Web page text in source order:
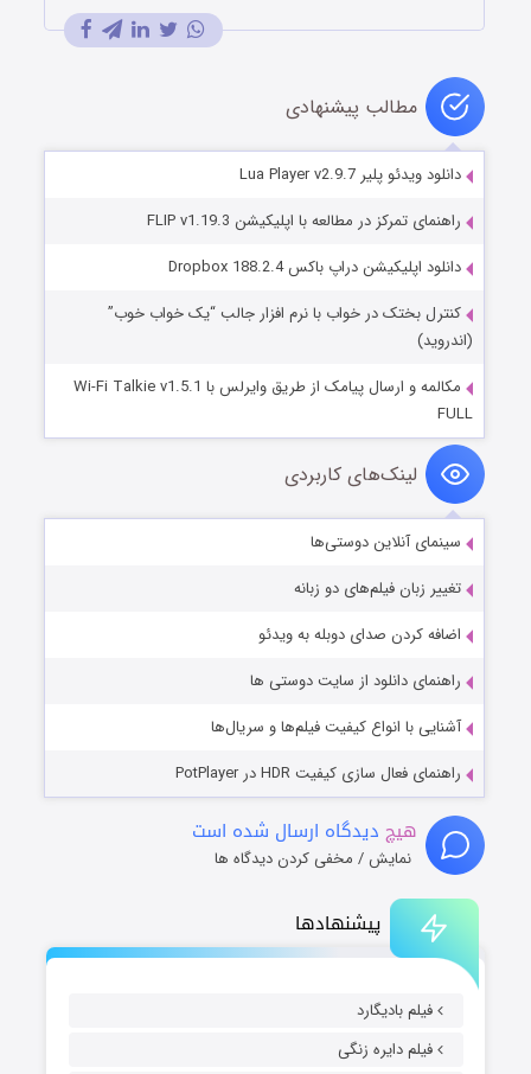
پیشنهادها
فیلم بادیگارد
فیلم دایره زنگی
مطالب پیشنهادی
دانلود ویدئو پلیر Lua Player v2.9.7
راهنمای تمرکز در مطالعه با اپلیکیشن FLIP v1.19.3
دانلود اپلیکیشن دراپ باکس Dropbox 188.2.4
کنترل بختک در خواب با نرم افزار جالب “یک خواب خوب”
(اندروید)
مکالمه و ارسال پیامک از طریق وایرلس با Wi-Fi Talkie v1.5.1
FULL
لینک‌های کاربردی
سینمای آنلاین دوستی‌ها
تغییر زبان فیلم‌های دو زبانه
اضافه کردن صدای دوبله به ویدئو
راهنمای دانلود از سایت دوستی ها
آشنایی با انواع کیفیت فیلم‌ها و سریال‌ها
راهنمای فعال سازی کیفیت HDR در PotPlayer
هیچ دیدگاه ارسال شده است
نمایش / مخفی کردن دیدگاه ها